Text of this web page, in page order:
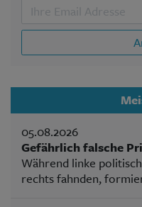
05.08.2026
Gefährlich falsche
Während linke
rechts fahnden,